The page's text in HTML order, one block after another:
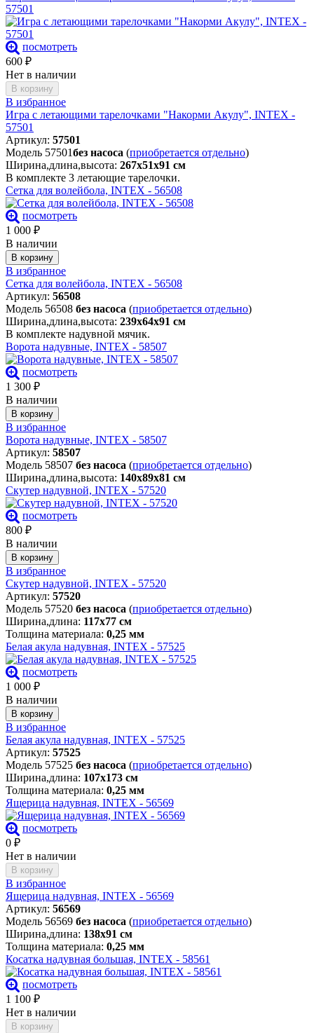
57501
посмотреть
600 ₽
Нет в наличии
В корзину
В избранное
Игра с летающими тарелочками "Накорми Акулу", INTEX -
57501
Артикул: 57501
Модель 57501без насоса (приобретается отдельно)
Ширина,длина,высота: 267х51х91 см
В комплекте 3 летающие тарелочки.
Сетка для волейбола, INTEX - 56508
посмотреть
1 000 ₽
В наличии
В корзину
В избранное
Сетка для волейбола, INTEX - 56508
Артикул: 56508
Модель 56508 без насоса (приобретается отдельно)
Ширина,длина,высота: 239х64х91 см
В комплекте надувной мячик.
Ворота надувные, INTEX - 58507
посмотреть
1 300 ₽
В наличии
В корзину
В избранное
Ворота надувные, INTEX - 58507
Артикул: 58507
Модель 58507 без насоса (приобретается отдельно)
Ширина,длина,высота: 140х89х81 см
Скутер надувной, INTEX - 57520
посмотреть
800 ₽
В наличии
В корзину
В избранное
Скутер надувной, INTEX - 57520
Артикул: 57520
Модель 57520 без насоса (приобретается отдельно)
Ширина,длина: 117х77 см
Толщина материала: 0,25 мм
Белая акула надувная, INTEX - 57525
посмотреть
1 000 ₽
В наличии
В корзину
В избранное
Белая акула надувная, INTEX - 57525
Артикул: 57525
Модель 57525 без насоса (приобретается отдельно)
Ширина,длина: 107х173 см
Толщина материала: 0,25 мм
Ящерица надувная, INTEX - 56569
посмотреть
0 ₽
Нет в наличии
В корзину
В избранное
Ящерица надувная, INTEX - 56569
Артикул: 56569
Модель 56569 без насоса (приобретается отдельно)
Ширина,длина: 138х91 см
Толщина материала: 0,25 мм
Косатка надувная большая, INTEX - 58561
посмотреть
1 100 ₽
Нет в наличии
В корзину